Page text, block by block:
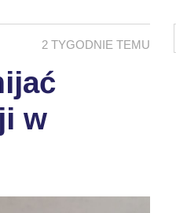
2 TYGODNIE TEMU
w